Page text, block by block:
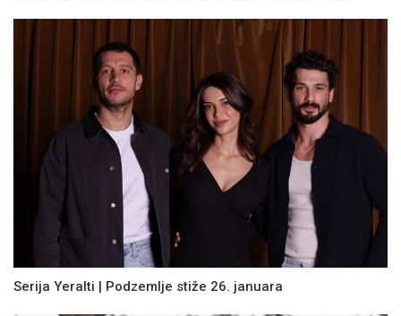
Serija Yeralti | Podzemlje stiže 26. januara